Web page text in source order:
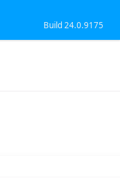
Build 24.0.9175